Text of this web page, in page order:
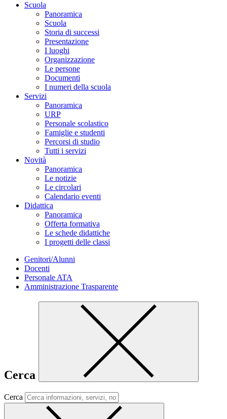
Scuola
Panoramica
Scuola
Storia di successi
Presentazione
I luoghi
Organizzazione
Le persone
Documenti
I numeri della scuola
Servizi
Panoramica
URP
Personale scolastico
Famiglie e studenti
Percorsi di studio
Tutti i servizi
Novità
Panoramica
Le notizie
Le circolari
Calendario eventi
Didattica
Panoramica
Offerta formativa
Le schede didattiche
I progetti delle classi
Genitori/Alunni
Docenti
Personale ATA
Amministrazione Trasparente
Cerca
Cerca